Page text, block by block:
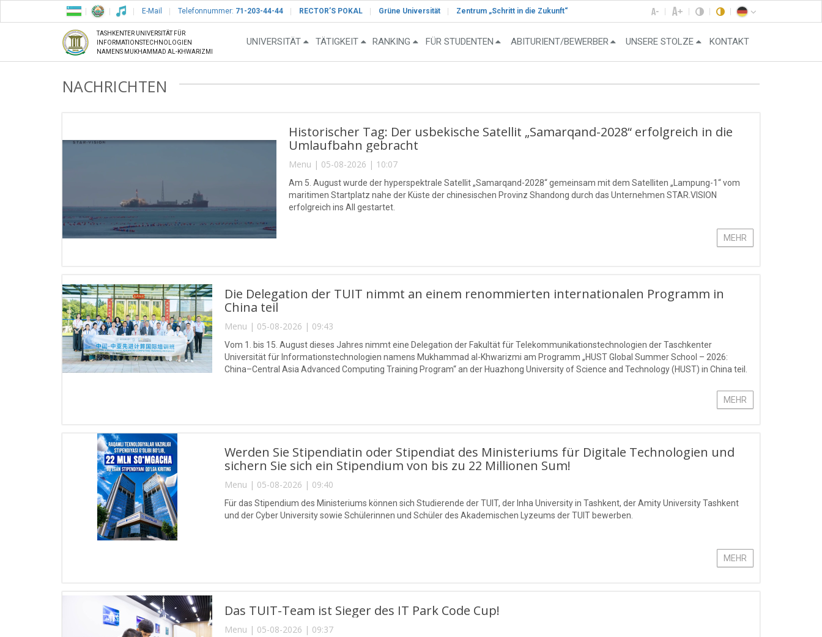
E-Mail Telefonnummer: 71-203-44-44 RECTOR’S POKAL Grüne Universität Zentrum „Schritt in die Zukunft“
TASHKENTER UNIVERSITÄT FÜR
INFORMATIONSTECHNOLOGIEN
NAMENS MUKHAMMAD AL-KHWARIZMI
UNIVERSITÄT TÄTIGKEIT RANKING FÜR STUDENTEN ABITURIENT/BEWERBER UNSERE STOLZE KONTAKT
NACHRICHTEN
Historischer Tag: Der usbekische Satellit „Samarqand-2028“ erfolgreich in die
Umlaufbahn gebracht
Menu | 05-08-2026 | 10:07
Am 5. August wurde der hyperspektrale Satellit „Samarqand-2028“ gemeinsam mit dem Satelliten „Lampung-1“ vom
maritimen Startplatz nahe der Küste der chinesischen Provinz Shandong durch das Unternehmen STAR.VISION
erfolgreich ins All gestartet.
MEHR
Die Delegation der TUIT nimmt an einem renommierten internationalen Programm in
China teil
Menu | 05-08-2026 | 09:43
Vom 1. bis 15. August dieses Jahres nimmt eine Delegation der Fakultät für Telekommunikationstechnologien der Taschkenter
Universität für Informationstechnologien namens Mukhammad al-Khwarizmi am Programm „HUST Global Summer School – 2026:
China–Central Asia Advanced Computing Training Program“ an der Huazhong University of Science and Technology (HUST) in China teil.
MEHR
Werden Sie Stipendiatin oder Stipendiat des Ministeriums für Digitale Technologien und
sichern Sie sich ein Stipendium von bis zu 22 Millionen Sum!
Menu | 05-08-2026 | 09:40
Für das Stipendium des Ministeriums können sich Studierende der TUIT, der Inha University in Tashkent, der Amity University Tashkent
und der Cyber University sowie Schülerinnen und Schüler des Akademischen Lyzeums der TUIT bewerben.
MEHR
Das TUIT-Team ist Sieger des IT Park Code Cup!
Menu | 05-08-2026 | 09:37